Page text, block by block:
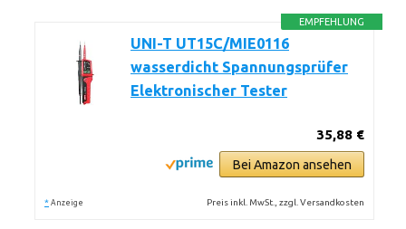
EMPFEHLUNG
UNI-T UT15C/MIE0116
wasserdicht Spannungsprüfer
Elektronischer Tester
35,88 €
Bei Amazon ansehen
* Anzeige Preis inkl. MwSt., zzgl. Versandkosten